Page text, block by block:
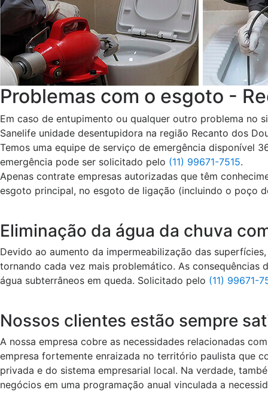
Problemas com o esgoto -
Em caso de entupimento ou qualquer outro problema no
Sanelife unidade desentupidora na região Recanto dos
Temos uma equipe de serviço de emergência disponível
emergência pode ser solicitado pelo (11) 99671-7515.
Apenas contrate empresas autorizadas que têm
esgoto principal, no esgoto de ligação (incluindo o poço
Eliminação da água da chuva
Devido ao aumento da impermeabilização das
tornando cada vez mais problemático. As consequências
água subterrâneos em queda. Solicitado pelo (11) 99671-
Nossos clientes estão sempre
A nossa empresa cobre as necessidades relacionadas
empresa fortemente enraizada no território paulista que
privada e do sistema empresarial local. Na verdade,
negócios em uma programação anual vinculada a